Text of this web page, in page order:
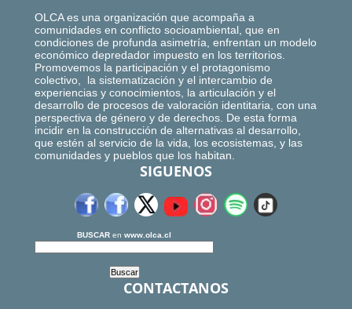
OLCA es una organización que acompaña a
comunidades en conflicto socioambiental, que en
condiciones de profunda asimetría, enfrentan un modelo
económico depredador impuesto en los territorios.
Promovemos la participación y el protagonismo
colectivo, la sistematización y el intercambio de
experiencias y conocimientos, la articulación y el
desarrollo de procesos de valoración identitaria, con una
perspectiva de género y de derechos. De esta forma
incidir en la construcción de alternativas al desarrollo,
que estén al servicio de la vida, los ecosistemas, y las
comunidades y pueblos que los habitan.
SIGUENOS
BUSCAR en www.olca.cl
CONTACTANOS